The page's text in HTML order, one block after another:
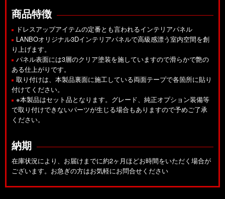
商品特徴
ドレスアップアイテムの定番とも言われるインテリアパネル
LANBOオリジナル3Dインテリアパネルで高級感漂う室内空間を創
り上げます。
パネル表面には3層のクリア塗装を施していますので滑らかで艶の
ある仕上がりです。
取り付けは、本製品裏面に施工している両面テープで各箇所に貼り
付けてください。
※本製品はセット品となります。グレード、純正オプション装備等
で取り付けできないパーツが生じる場合もありますので予めご了承
ください。
納期
在庫状況により、お届けまでに約2ヶ月ほどお時間をいただく場合が
ございます。お急ぎの方はお気軽にお問合せください